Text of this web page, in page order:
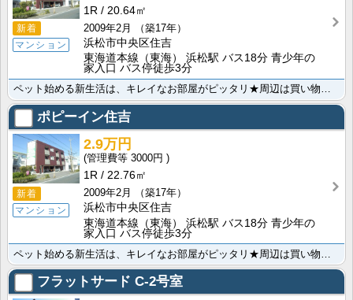
新着
マンション
1R
20.64㎡
2009年2月
（築17年）
浜松市中央区住吉
東海道本線（東海） 浜松駅 バス18分 青少年の
家入口 バス停徒歩3分
ペット始める新生活は、キレイなお部屋がピッタリ★周辺は買い物施設が充実しており、学生さんにもオススメ･･･
ポピーイン住吉
新着
マンション
2.9万円
3000円
1R
22.76㎡
2009年2月
（築17年）
浜松市中央区住吉
東海道本線（東海） 浜松駅 バス18分 青少年の
家入口 バス停徒歩3分
フラットサード C-2号室